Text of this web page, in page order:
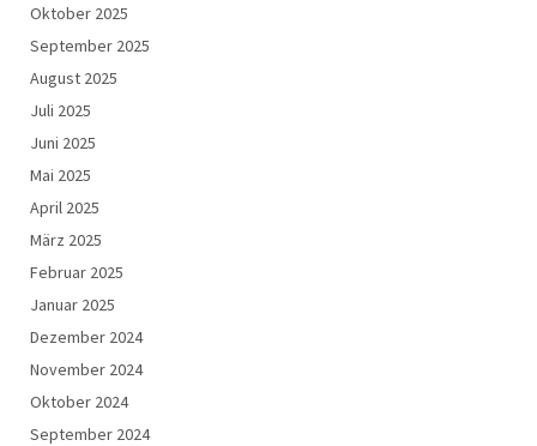
Oktober 2025
September 2025
August 2025
Juli 2025
Juni 2025
Mai 2025
April 2025
März 2025
Februar 2025
Januar 2025
Dezember 2024
November 2024
Oktober 2024
September 2024